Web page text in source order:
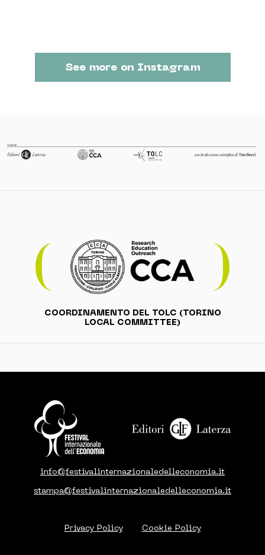
See more on Instagram
COORDINAMENTO DEL TOLC (TORINO
LOCAL COMMITTEE)
info@festivalinternazionaledelleconomia.it
stampa@festivalinternazionaledelleconomia.it
Privacy Policy Cookie Policy